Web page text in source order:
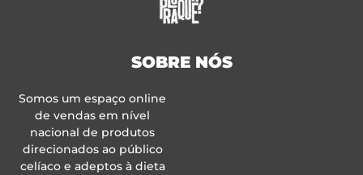
SOBRE NÓS
Somos um espaço online
de vendas em nível
nacional de produtos
direcionados ao público
celíaco e adeptos à dieta